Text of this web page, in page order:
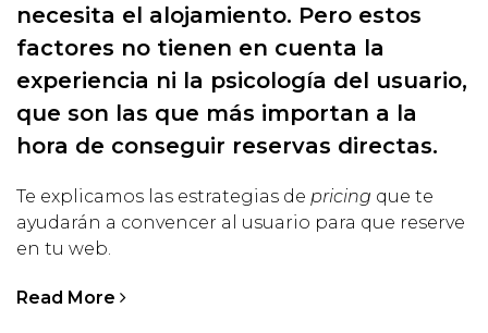
necesita el alojamiento. Pero estos
factores no tienen en cuenta la
experiencia ni la psicología del usuario,
que son las que más importan a la
hora de conseguir reservas directas.
Te explicamos las estrategias de pricing que te
ayudarán a convencer al usuario para que reserve
en tu web.
Read More